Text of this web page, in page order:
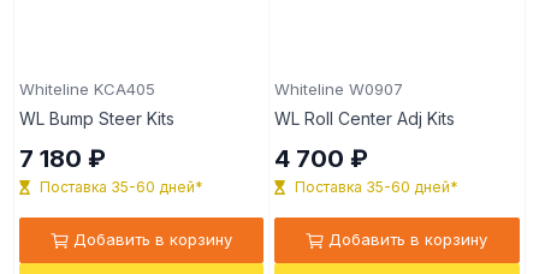
Whiteline KCA405
WL Bump Steer Kits
7 180 ₽
Поставка 35-60 дней*
Добавить в корзину
Whiteline W0907
WL Roll Center Adj Kits
4 700 ₽
Поставка 35-60 дней*
Добавить в корзину